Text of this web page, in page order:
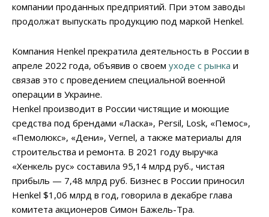
компании проданных предприятий. При этом заводы
продолжат выпускать продукцию под маркой Henkel.
Компания Henkel прекратила деятельность в России в
апреле 2022 года, объявив о своем уходе с рынка и
связав это с проведением специальной военной
операции в Украине.
Henkel производит в России чистящие и моющие
средства под брендами «Ласка», Persil, Losk, «Пемос»,
«Пемолюкс», «Дени», Vernel, а также материалы для
строительства и ремонта. В 2021 году выручка
«Хенкель рус» составила 95,14 млрд руб., чистая
прибыль — 7,48 млрд руб. Бизнес в России приносил
Henkel $1,06 млрд в год, говорила в декабре глава
комитета акционеров Симон Бажель-Тра.